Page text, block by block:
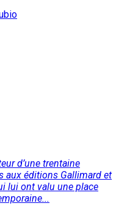
d’une trentaine
aux éditions Gallimard et
lui ont valu une place